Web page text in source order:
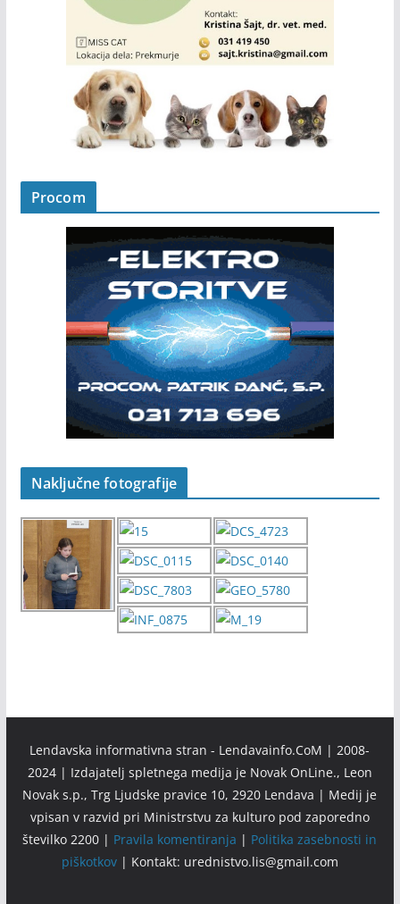
Procom
Naključne fotografije
Lendavska informativna stran - Lendavainfo.CoM | 2008-
2024 | Izdajatelj spletnega medija je Novak OnLine., Leon
Novak s.p., Trg Ljudske pravice 10, 2920 Lendava | Medij je
vpisan v razvid pri Ministrstvu za kulturo pod zaporedno
številko 2200 | Pravila komentiranja | Politika zasebnosti in
piškotkov| Kontakt: urednistvo.lis@gmail.com